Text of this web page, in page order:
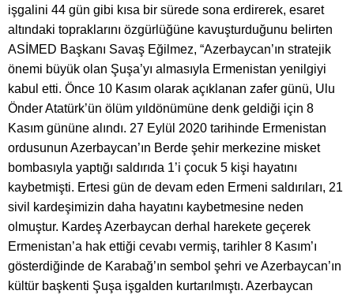
işgalini 44 gün gibi kısa bir sürede sona erdirerek, esaret
altındaki topraklarını özgürlüğüne kavuşturduğunu belirten
ASİMED Başkanı Savaş Eğilmez, “Azerbaycan’ın stratejik
önemi büyük olan Şuşa’yı almasıyla Ermenistan yenilgiyi
kabul etti. Önce 10 Kasım olarak açıklanan zafer günü, Ulu
Önder Atatürk’ün ölüm yıldönümüne denk geldiği için 8
Kasım gününe alındı. 27 Eylül 2020 tarihinde Ermenistan
ordusunun Azerbaycan’ın Berde şehir merkezine misket
bombasıyla yaptığı saldırıda 1’i çocuk 5 kişi hayatını
kaybetmişti. Ertesi gün de devam eden Ermeni saldırıları, 21
sivil kardeşimizin daha hayatını kaybetmesine neden
olmuştur. Kardeş Azerbaycan derhal harekete geçerek
Ermenistan’a hak ettiği cevabı vermiş, tarihler 8 Kasım’ı
gösterdiğinde de Karabağ’ın sembol şehri ve Azerbaycan’ın
kültür başkenti Şuşa işgalden kurtarılmıştı. Azerbaycan